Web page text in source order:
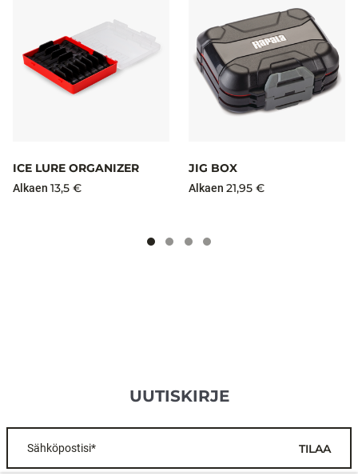
ICE LURE ORGANIZER
Alkaen 13,5 €
JIG BOX
Alkaen 21,95 €
UUTISKIRJE
Sähköpostisi* TILAA